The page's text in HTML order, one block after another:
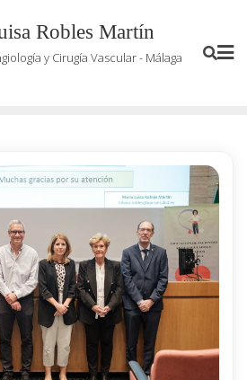
Robles Martín
y Cirugía Vascular - Málaga